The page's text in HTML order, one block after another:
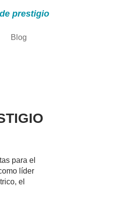
prestigio
Blog
para el
líder
el